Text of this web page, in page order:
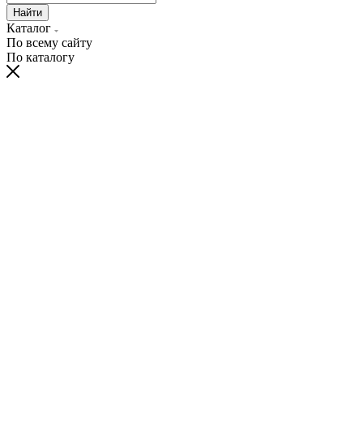
Найти
Каталог
По всему сайту
По каталогу